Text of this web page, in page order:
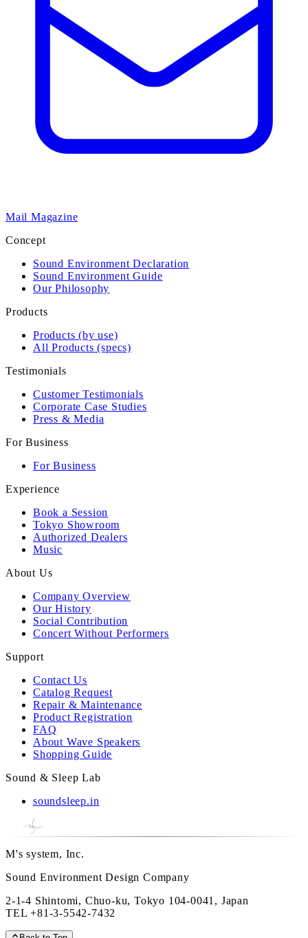
Mail Magazine
Concept
Sound Environment Declaration
Sound Environment Guide
Our Philosophy
Products
Products (by use)
All Products (specs)
Testimonials
Customer Testimonials
Corporate Case Studies
Press & Media
For Business
For Business
Experience
Book a Session
Tokyo Showroom
Authorized Dealers
Music
About Us
Company Overview
Our History
Social Contribution
Concert Without Performers
Support
Contact Us
Catalog Request
Repair & Maintenance
Product Registration
FAQ
About Wave Speakers
Shopping Guide
Sound & Sleep Lab
soundsleep.in
M's system, Inc.
Sound Environment Design Company
2-1-4 Shintomi, Chuo-ku, Tokyo 104-0041, Japan
TEL+81-3-5542-7432